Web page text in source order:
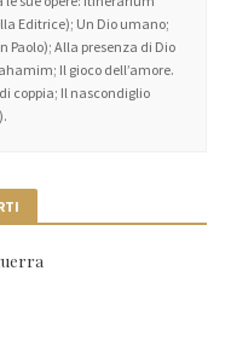
Editrice); Un Dio umano;
Paolo); Alla presenza di Dio
Il gioco dell’amore.
coppia; Il nascondiglio